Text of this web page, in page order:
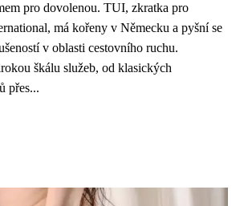
pro dovolenou. TUI, zkratka pro
má kořeny v Německu a pyšní se
v oblasti cestovního ruchu.
škálu služeb, od klasických
přes...